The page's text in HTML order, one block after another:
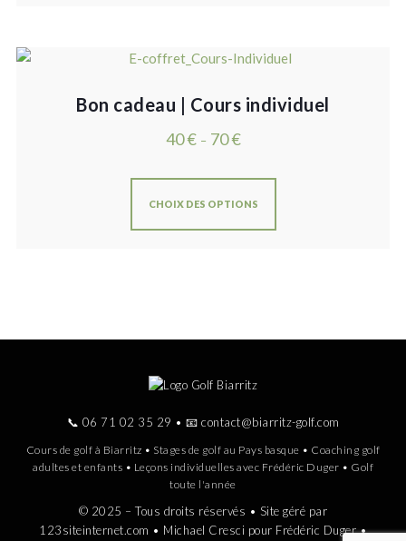
Bon cadeau | Cours individuel
40€ – 70€
CHOIX DES OPTIONS
📞 06 71 02 35 29 • 📧 contact@biarritz-golf.com
Cours de golf à Biarritz • Stages de golf au Pays basque • Coaching golf
adultes et enfants • Leçons individuelles avec Frédéric Duger • Golf
toute l'année
© 2025 – Tous droits réservés • Site géré par
123siteinternet.com • Michael Cresci pour Frédéric Duger •